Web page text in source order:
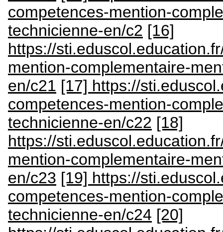
competences-mention-
technicienne-en/c2 [16]
https://
mention-complementaire-
en/c21 [17] https://
competences-mention-
technicienne-en/c22 [18]
https://
mention-complementaire-
en/c23 [19] https://
competences-mention-
technicienne-en/c24 [20]